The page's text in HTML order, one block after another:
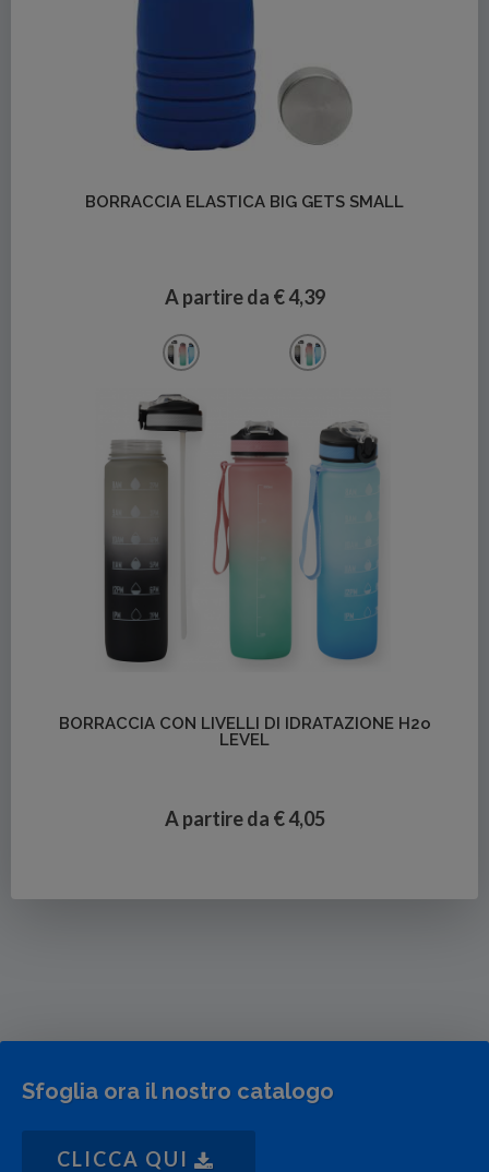
BORRACCIA ELASTICA BIG GETS SMALL
A partire da € 4,39
BORRACCIA CON LIVELLI DI IDRATAZIONE H2o
LEVEL
A partire da € 4,05
Sfoglia ora il nostro catalogo
CLICCA QUI